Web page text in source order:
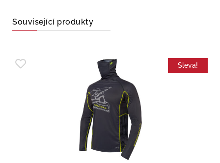
Související produkty
Sleva!